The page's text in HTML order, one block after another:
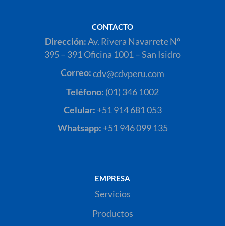
CONTACTO
Dirección:Av. Rivera Navarrete N°
395 – 391 Oficina 1001 – San Isidro
Correo:cdv@cdvperu.com
Teléfono: (01) 346 1002
Celular: +51 914 681 053
Whatsapp: +51 946 099 135
EMPRESA
Servicios
Productos